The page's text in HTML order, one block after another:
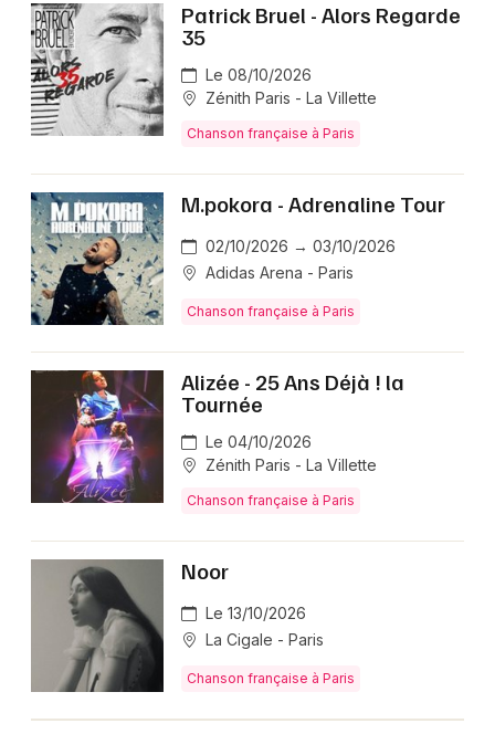
Patrick Bruel - Alors Regarde
35
Le 08/10/2026
Zénith Paris - La Villette
Chanson française à Paris
M.pokora - Adrenaline Tour
02/10/2026 → 03/10/2026
Adidas Arena - Paris
Chanson française à Paris
Alizée - 25 Ans Déjà ! la
Tournée
Le 04/10/2026
Zénith Paris - La Villette
Chanson française à Paris
Noor
Le 13/10/2026
La Cigale - Paris
Chanson française à Paris